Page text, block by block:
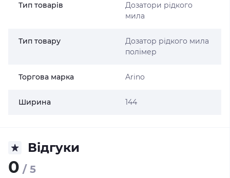
Тип товарів
Дозатори рідкого
мила
Тип товару
Дозатор рідкого мила
полімер
Торгова марка Arino
Ширина 144
Відгуки
0 / 5